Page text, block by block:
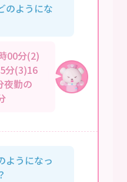
のようにな
00分(2)
分(3)16
夜勤の
ようになっ